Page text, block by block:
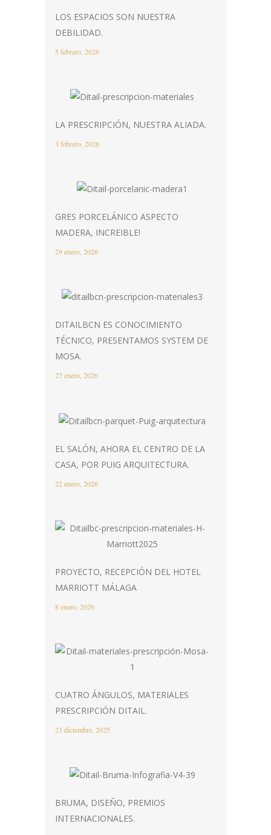
LOS ESPACIOS SON NUESTRA
DEBILIDAD.
5 febrero, 2026
LA PRESCRIPCIÓN, NUESTRA ALIADA.
3 febrero, 2026
GRES PORCELÁNICO ASPECTO
MADERA, INCREIBLE!
29 enero, 2026
DITAILBCN ES CONOCIMIENTO
TÉCNICO, PRESENTAMOS SYSTEM DE
MOSA.
27 enero, 2026
EL SALÓN, AHORA EL CENTRO DE LA
CASA, POR PUIG ARQUITECTURA.
22 enero, 2026
PROYECTO, RECEPCIÓN DEL HOTEL
MARRIOTT MÁLAGA
8 enero, 2026
CUATRO ÁNGULOS, MATERIALES
PRESCRIPCIÓN DITAIL.
23 diciembre, 2025
BRUMA, DISEÑO, PREMIOS
INTERNACIONALES.